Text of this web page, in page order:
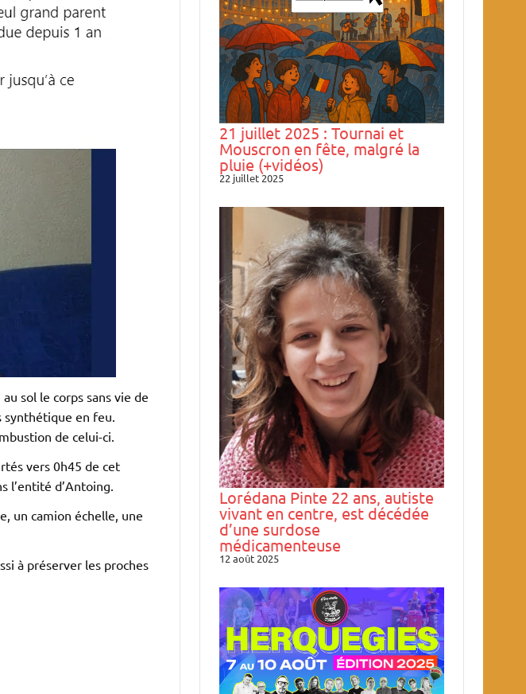
sol le corps sans vie de
synthétique en feu.
de celui-ci.
vers 0h45 de cet
l’entité d’Antoing.
un camion échelle, une
à préserver les proches
21 juillet 2025 : Tournai et
Mouscron en fête, malgré la
pluie (+vidéos)
22 juillet 2025
Lorédana Pinte 22 ans, autiste
vivant en centre, est décédée
d’une surdose
médicamenteuse
12 août 2025